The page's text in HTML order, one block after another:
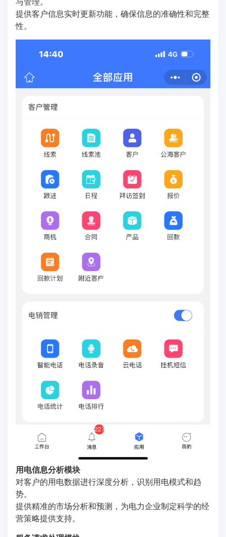
提供客户信息实时更新功能，确保信息的准确性和完整
性。
用电信息分析模块
对客户的用电数据进行深度分析，识别用电模式和趋
势。
提供精准的市场分析和预测，为电力企业制定科学的经
营策略提供支持。